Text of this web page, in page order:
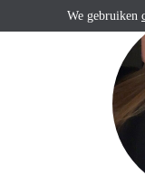
We gebruiken